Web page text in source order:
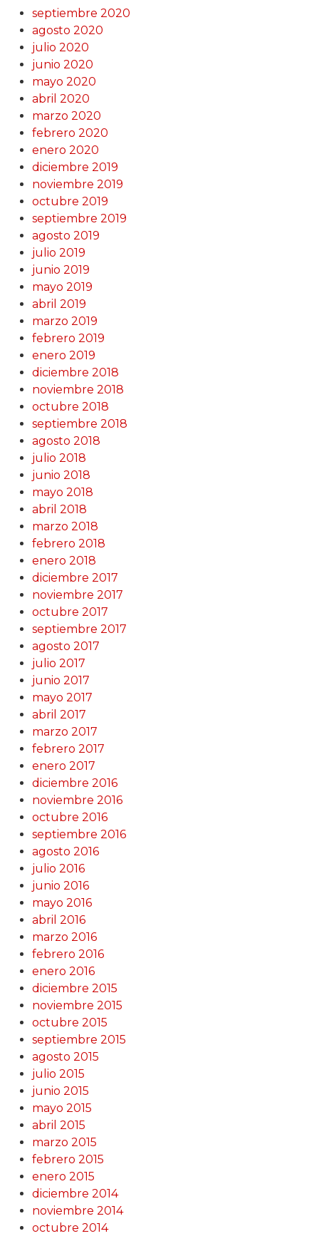
septiembre 2020
agosto 2020
julio 2020
junio 2020
mayo 2020
abril 2020
marzo 2020
febrero 2020
enero 2020
diciembre 2019
noviembre 2019
octubre 2019
septiembre 2019
agosto 2019
julio 2019
junio 2019
mayo 2019
abril 2019
marzo 2019
febrero 2019
enero 2019
diciembre 2018
noviembre 2018
octubre 2018
septiembre 2018
agosto 2018
julio 2018
junio 2018
mayo 2018
abril 2018
marzo 2018
febrero 2018
enero 2018
diciembre 2017
noviembre 2017
octubre 2017
septiembre 2017
agosto 2017
julio 2017
junio 2017
mayo 2017
abril 2017
marzo 2017
febrero 2017
enero 2017
diciembre 2016
noviembre 2016
octubre 2016
septiembre 2016
agosto 2016
julio 2016
junio 2016
mayo 2016
abril 2016
marzo 2016
febrero 2016
enero 2016
diciembre 2015
noviembre 2015
octubre 2015
septiembre 2015
agosto 2015
julio 2015
junio 2015
mayo 2015
abril 2015
marzo 2015
febrero 2015
enero 2015
diciembre 2014
noviembre 2014
octubre 2014